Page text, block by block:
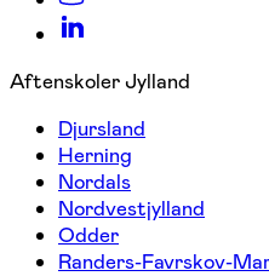
Aftenskoler Jylland
Djursland
Herning
Nordals
Nordvestjylland
Odder
Randers-Favrskov-